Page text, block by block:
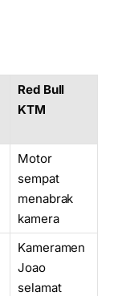
Red Bull
KTM
Motor
sempat
menabrak
kamera
Kameramen
Joao
selamat